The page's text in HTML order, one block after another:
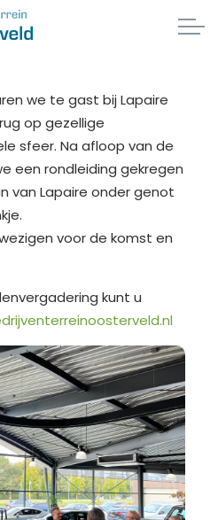
we te gast bij Lapaire
op gezellige
sfeer. Na afloop van de
een rondleiding gekregen
van Lapaire onder genot
voor de komst en
kunt u